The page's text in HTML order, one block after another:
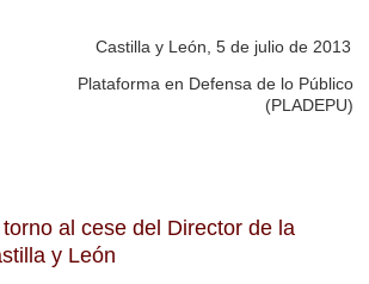
Castilla y León, 5 de julio de 2013
Plataforma en Defensa de lo Público
(PLADEPU)
al cese del Director de la
y León